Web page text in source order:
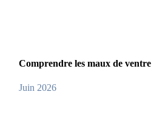
Comprendre les maux de ventre
Juin 2026